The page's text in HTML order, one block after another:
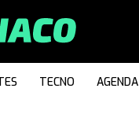
TECNO AGENDA